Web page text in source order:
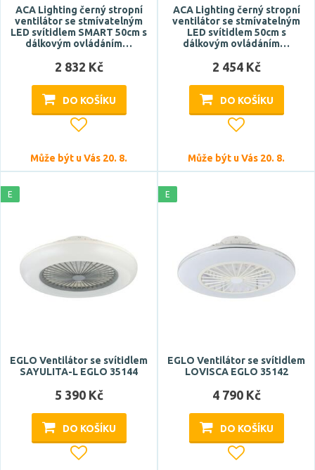
ACA Lighting černý stropní
ventilátor se stmívatelným
LED svítidlem SMART 50cm s
dálkovým ovládáním…
2 832 Kč
DO KOŠÍKU
Může být u Vás 20. 8.
ACA Lighting černý stropní
ventilátor se stmívatelným
LED svítidlem 50cm s
dálkovým ovládáním…
2 454 Kč
DO KOŠÍKU
Může být u Vás 20. 8.
E
EGLO Ventilátor se svítidlem
SAYULITA-L EGLO 35144
5 390 Kč
DO KOŠÍKU
E
EGLO Ventilátor se svítidlem
LOVISCA EGLO 35142
4 790 Kč
DO KOŠÍKU